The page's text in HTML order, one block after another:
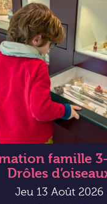
famille
Drôles
Jeu 13 Août 2026